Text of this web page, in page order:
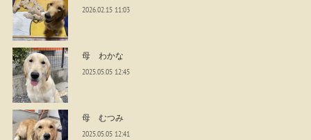
2026.02.15 11:03
母 わかな
2025.05.05 12:45
母 むつみ
2025.05.05 12:41